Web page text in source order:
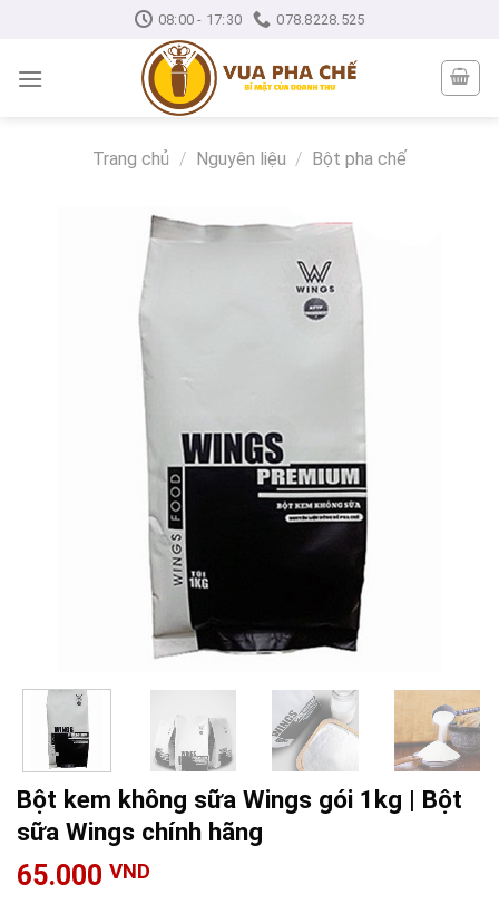
content
08:00 - 17:30 078.8228.525
Trang chủ / Nguyên liệu / Bột pha chế
Bột kem không sữa Wings gói 1kg | Bột
sữa Wings chính hãng
65.000 VND